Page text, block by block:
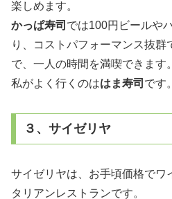
楽しめます。
かっぱ寿司 では100円ビールや
り、コストパフォーマンス抜
で、一人の時間を満喫できます。
私がよく行くのははま寿司 です。
３、サイゼリヤ
サイゼリヤは、お手頃価格でワ
タリアンレストランです。